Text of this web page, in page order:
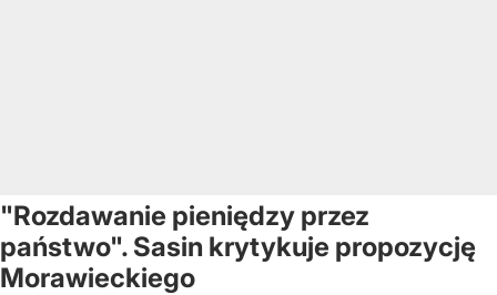
"Rozdawanie pieniędzy przez
państwo". Sasin krytykuje propozycję
Morawieckiego